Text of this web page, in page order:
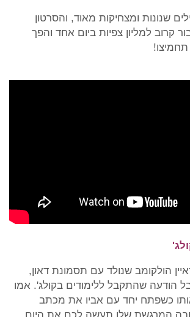
שנונות ומצחיקות מאוד, והסרטון
קרוב למליון צפיות ביום אחד והפך
תחמיצו!
הולקומב שנולד עם תסמונת דאון,
הודעה שהתקבל ללימודים בקולג'. אמו
כשפתח יחד עם אביו את מכתב